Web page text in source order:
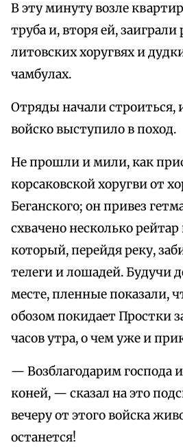
В эту минуту возле
труба и, вторя ей,
литовских хоругвях и
чамбулах.
Отряды начали строиться,
войско выступило в поход.
Не прошли и мили, как
корсаковской хоругви от
Беганского; он привез
схвачено несколько рейтар
который, перейдя реку,
телеги и лошадей. Будучи
месте, пленные показали,
обозом покидает Простки
часов утра, о чем уже и
— Возблагодарим господа
коней, — сказал на это
вечеру от этого войска
останется!